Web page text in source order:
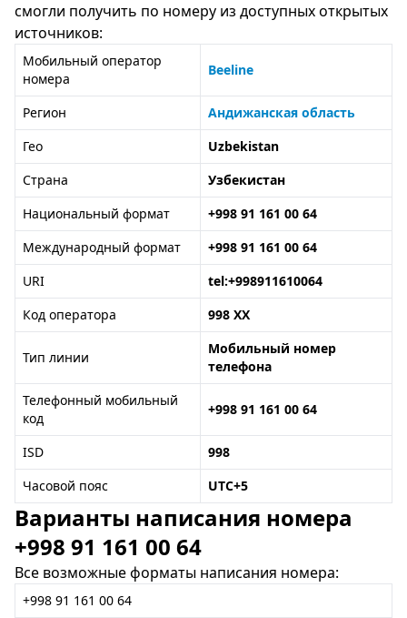
смогли получить по номеру из доступных открытых
источников:
Мобильный оператор
номера
Beeline
Регион
Андижанская область
Гео
Uzbekistan
Страна
Узбекистан
Национальный формат
+998 91 161 00 64
Международный формат
+998 91 161 00 64
URI
tel:+998911610064
Код оператора
998 XX
Тип линии
Мобильный номер
телефона
Телефонный мобильный
код
+998 91 161 00 64
ISD
998
Часовой пояс
UTC+5
Варианты написания номера
+998 91 161 00 64
Все возможные форматы написания номера:
+998 91 161 00 64